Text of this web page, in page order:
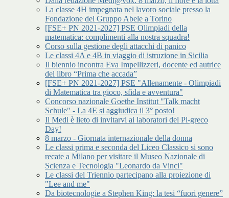
La classe 4H impegnata nel lavoro sociale presso la
Fondazione del Gruppo Abele a Torino
[FSE+ PN 2021-2027] PSE Olimpiadi della
matematica: complimenti alla nostra squadra!
Corso sulla gestione degli attacchi di panico
Le classi 4A e 4B in viaggio di istruzione in Sicilia
Il biennio incontra Eva Impellizzeri, docente ed autrice
del libro “Prima che accada”
[FSE+ PN 2021-2027] PSE "Allenamente - Olimpiadi
di Matematica tra gioco, sfida e avventura"
Concorso nazionale Goethe Institut "Talk macht
Schule" - La 4E si aggiudica il 3° posto!
Il Medi è lieto di invitarvi ai laboratori del Pi-greco
Day!
8 marzo - Giornata internazionale della donna
Le classi prima e seconda del Liceo Classico si sono
recate a Milano per visitare il Museo Nazionale di
Scienza e Tecnologia "Leonardo da Vinci"
Le classi del Triennio partecipano alla proiezione di
"Lee and me"
Da biotecnologie a Stephen King: la tesi “fuori genere”